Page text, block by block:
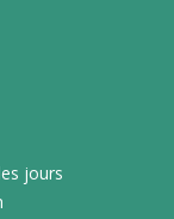
jours